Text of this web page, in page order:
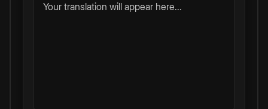
Your translation will appear here...